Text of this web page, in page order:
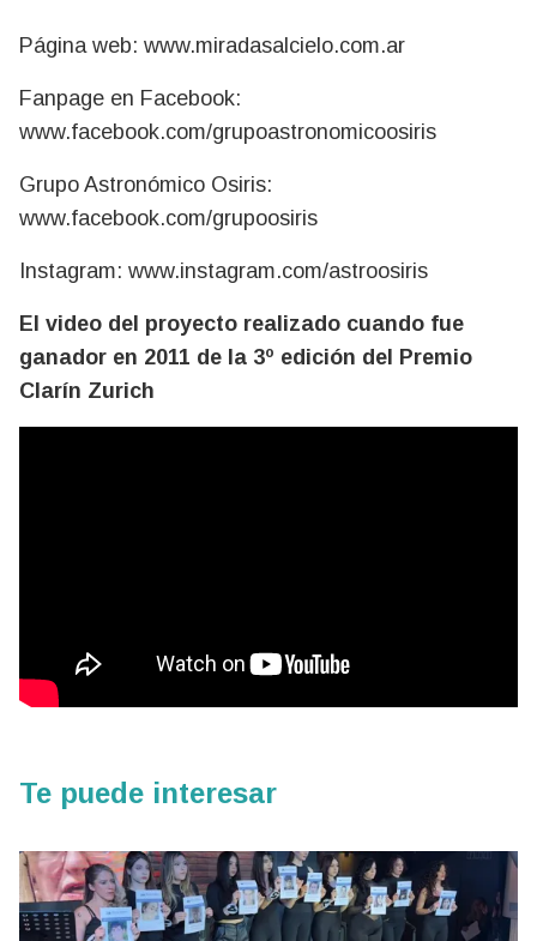
Página web: www.miradasalcielo.com.ar
Fanpage en Facebook:
www.facebook.com/grupoastronomicoosiris
Grupo Astronómico Osiris:
www.facebook.com/grupoosiris
Instagram: www.instagram.com/astroosiris
El video del proyecto realizado cuando fue
ganador en 2011 de la 3º edición del Premio
Clarín Zurich
Te puede interesar